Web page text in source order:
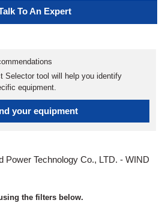
To An Expert
Selector tool will help you identify
equipment.
your equipment
Power Technology Co., LTD. - WIND
the filters below.